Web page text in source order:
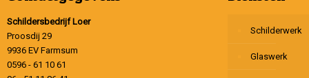
Schildersbedrijf Loer
Proosdij 29
9936 EV Farmsum
0596 - 61 10 61
Schilderwerk
Glaswerk